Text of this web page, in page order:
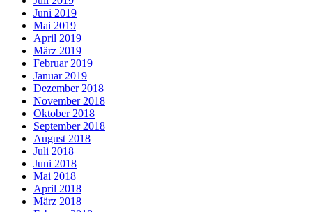
Juni 2019
Mai 2019
April 2019
März 2019
Februar 2019
Januar 2019
Dezember 2018
November 2018
Oktober 2018
September 2018
August 2018
Juli 2018
Juni 2018
Mai 2018
April 2018
März 2018